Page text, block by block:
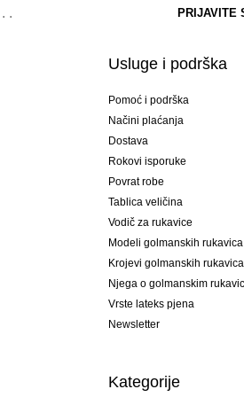
Usluge i podrška
Pomoć i podrška
Načini plaćanja
Dostava
Rokovi isporuke
Povrat robe
Tablica veličina
Vodič za rukavice
Modeli golmanskih rukavica
Krojevi golmanskih rukavica
Njega o golmanskim
Vrste lateks pjena
Newsletter
Kategorije